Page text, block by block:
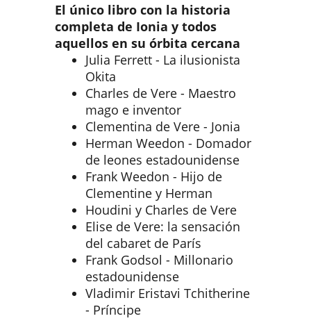
El único libro con la historia
completa de Ionia y todos
aquellos en su órbita cercana
Julia Ferrett - La ilusionista
Okita
Charles de Vere - Maestro
mago e inventor
Clementina de Vere - Jonia
Herman Weedon - Domador
de leones estadounidense
Frank Weedon - Hijo de
Clementine y Herman
Houdini y Charles de Vere
Elise de Vere: la sensación
del cabaret de París
Frank Godsol - Millonario
estadounidense
Vladimir Eristavi Tchitherine
- Príncipe